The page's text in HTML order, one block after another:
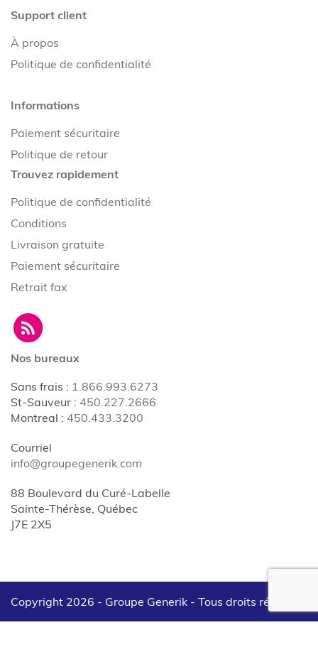
Support client
À propos
Politique de confidentialité
Informations
Paiement sécuritaire
Politique de retour
Trouvez rapidement
Politique de confidentialité
Conditions
Livraison gratuite
Paiement sécuritaire
Retrait fax
Nos bureaux
Sans frais : 1.866.993.6273
St-Sauveur : 450.227.2666
Montreal : 450.433.3200
Courriel
info@groupegenerik.com
88 Boulevard du Curé-Labelle
Sainte-Thérèse, Québec
J7E 2X5
Copyright 2026 - Groupe Generik - Tous droits réservés